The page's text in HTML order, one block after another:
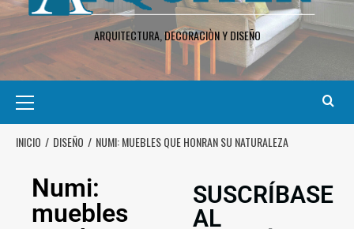
ARQUITECTURA, DECORACIÒN Y DISEÑO
INICIO DISEÑO NUMI: MUEBLES QUE HONRAN SU NATURALEZA
Numi:
muebles
SUSCRÍBASE
AL